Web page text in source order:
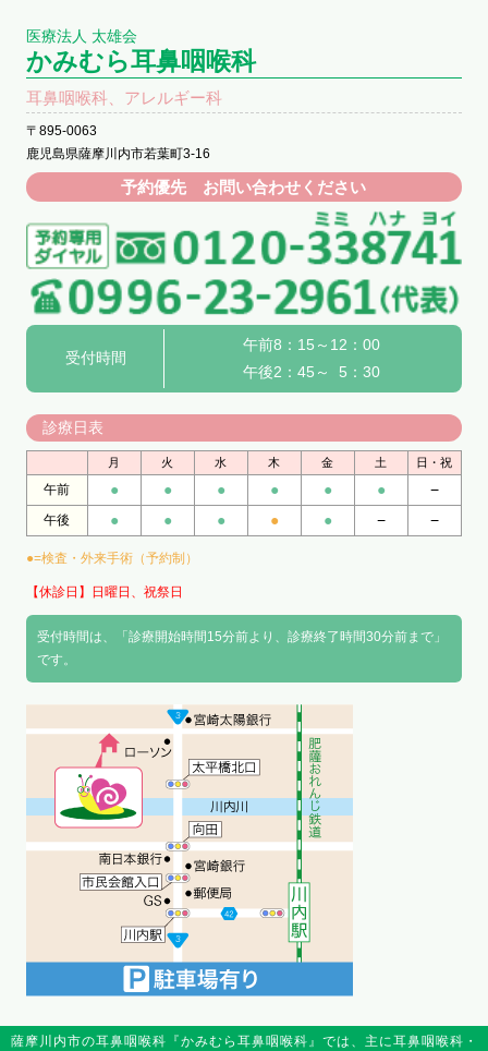
医療法人 太雄会
かみむら耳鼻咽喉科
耳鼻咽喉科、アレルギー科
〒895-0063
鹿児島県薩摩川内市若葉町3-16
予約優先 お問い合わせください
受付時間
午前8：15～12：00
午後2：45～ 5：30
診療日表
月 火 水 木 金 土 日・祝
午前 ● ● ● ● ● ● −
午後 ● ● ● ● ● − −
●=検査・外来手術（予約制）
【休診日】日曜日、祝祭日
受付時間は、「診療開始時間15分前より、診療終了時間30分前まで」
です。
薩摩川内市の耳鼻咽喉科『かみむら耳鼻咽喉科』では、主に耳鼻咽喉科・